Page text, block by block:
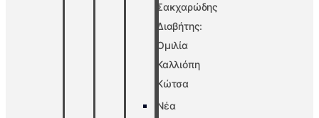
Σακχαρώδης
Διαβήτης:
Ομιλία
Καλλιόπη
Κώτσα
Νέα